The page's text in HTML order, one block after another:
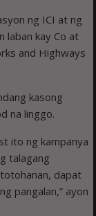
ng ICI at ng
laban kay Co at
and Highways
kasong
na linggo.
ito ng kampanya
talagang
dapat
pangalan,” ayon